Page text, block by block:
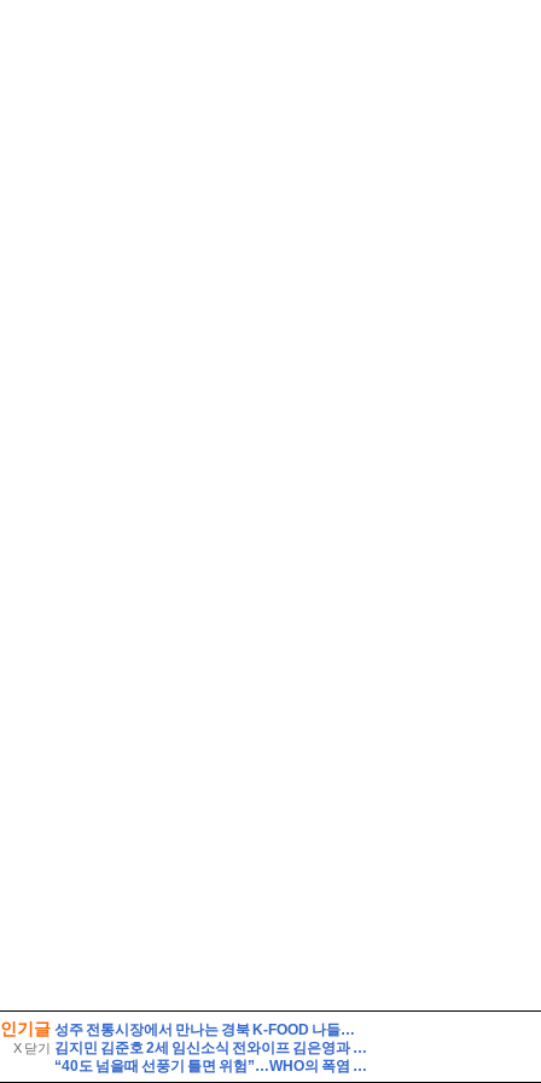
인기글
X 닫기
성주 전통시장에서 만나는 경북 K-FOOD 나들이(feat. 성주 참외 굿즈)
김지민 김준호 2세 임신소식 전와이프 김은영과 자녀는?
“40도 넘을때 선풍기 틀면 위험”…WHO의 폭염 생존 수칙